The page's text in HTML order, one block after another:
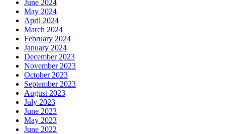
June 2024
May 2024
April 2024
March 2024
February 2024
January 2024
December 2023
November 2023
October 2023
September 2023
August 2023
July 2023
June 2023
May 2023
June 2022